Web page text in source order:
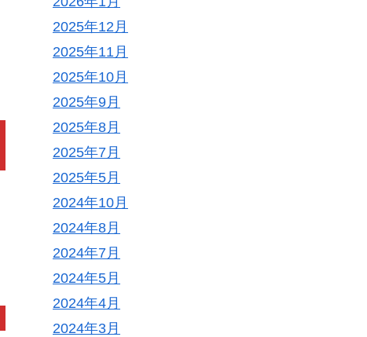
2025年12月
2025年11月
2025年10月
2025年9月
2025年8月
2025年7月
2025年5月
2024年10月
2024年8月
2024年7月
2024年5月
2024年4月
2024年3月